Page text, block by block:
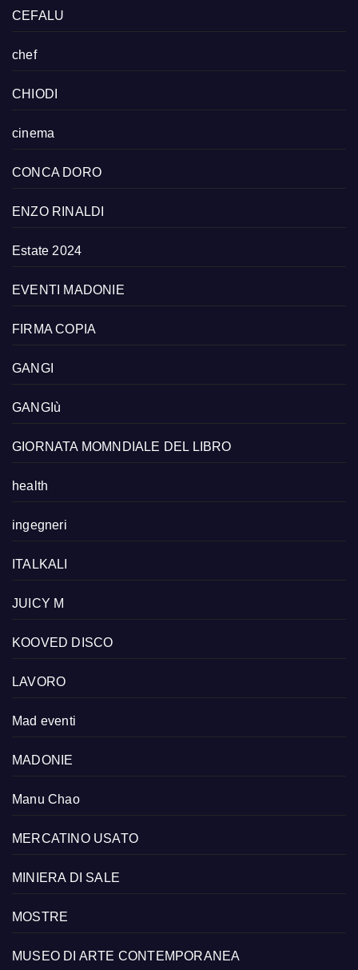
CEFALU
chef
CHIODI
cinema
CONCA DORO
ENZO RINALDI
Estate 2024
EVENTI MADONIE
FIRMA COPIA
GANGI
GANGIù
GIORNATA MOMNDIALE DEL LIBRO
health
ingegneri
ITALKALI
JUICY M
KOOVED DISCO
LAVORO
Mad eventi
MADONIE
Manu Chao
MERCATINO USATO
MINIERA DI SALE
MOSTRE
MUSEO DI ARTE CONTEMPORANEA